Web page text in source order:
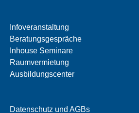
Infoveranstaltung
Beratungsgespräche
Inhouse Seminare
Raumvermietung
Ausbildungscenter
Datenschutz und AGBs